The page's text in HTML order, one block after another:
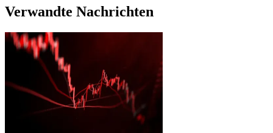
Verwandte Nachrichten